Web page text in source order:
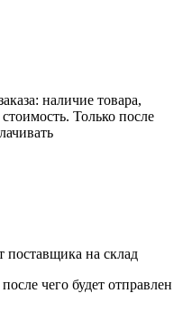
наличие товара,
Только после
поставщика на склад
чего будет отправлен